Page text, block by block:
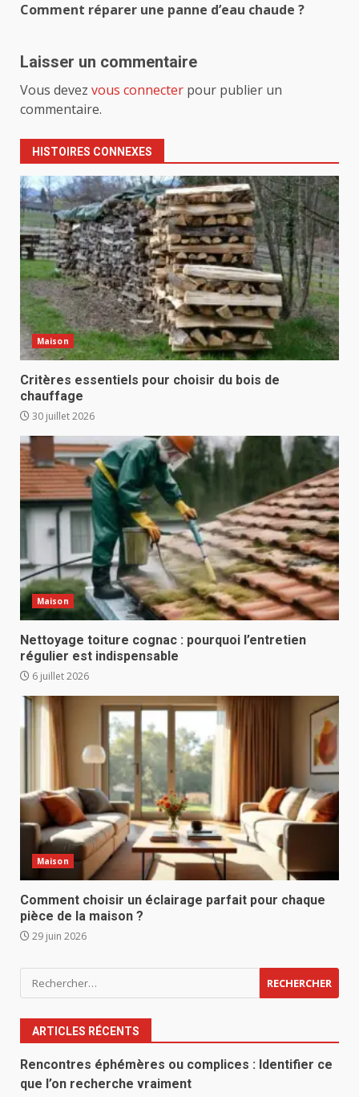
Comment réparer une panne d’eau chaude ?
Laisser un commentaire
Vous devez vous connecter pour publier un
commentaire.
HISTOIRES CONNEXES
Maison
Critères essentiels pour choisir du bois de
chauffage
30 juillet 2026
Maison
Nettoyage toiture cognac : pourquoi l’entretien
régulier est indispensable
6 juillet 2026
Maison
Comment choisir un éclairage parfait pour chaque
pièce de la maison ?
29 juin 2026
Rechercher :
ARTICLES RÉCENTS
Rencontres éphémères ou complices : Identifier ce
que l’on recherche vraiment